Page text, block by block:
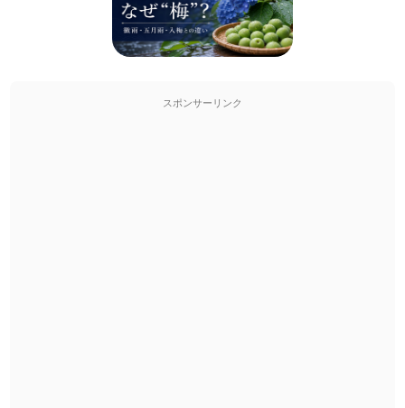
スポンサーリンク